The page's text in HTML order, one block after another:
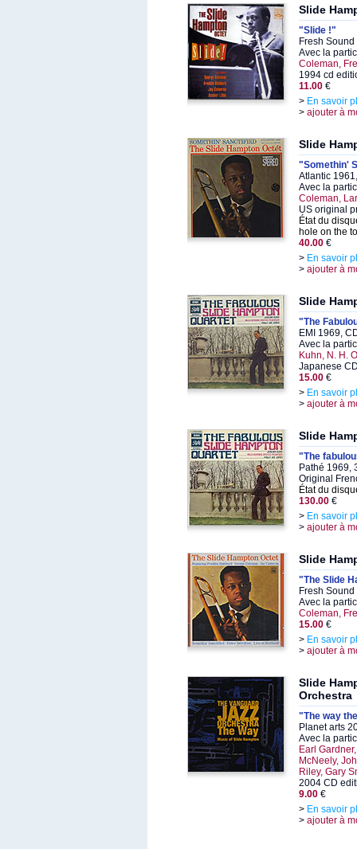
Slide
"Slide !"
Fresh
Avec la
Coleman,
1994 cd
11.00 €
> En savoir
> ajouter à
Slide
"Somethin'
Atlantic
Avec la
Coleman,
US original
État du
hole on the
40.00 €
> En savoir
> ajouter à
Slide
"The
EMI 1969,
Avec la
Kuhn, N. H.
Japanese
15.00 €
> En savoir
> ajouter à
Slide
"The
Pathé 1969,
Original
État du
130.00 €
> En savoir
> ajouter à
Slide
"The Slide
Fresh
Avec la
Coleman,
15.00 €
> En savoir
> ajouter à
Slide
Orchestra
"The way
Planet arts
Avec la
Earl
McNeely,
Riley, Gary
2004 CD
9.00 €
> En savoir
> ajouter à